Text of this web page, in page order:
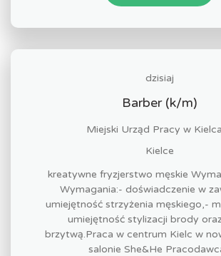
dzisiaj
Barber (k/m)
Miejski Urząd Pracy w
Kielce
kreatywne fryzjerstwo męskie
Wymagania:- doświadczenie w
umiejętność strzyżenia męskiego,-
umiejętność stylizacji brody
brzytwą.Praca w centrum Kielc w
salonie She&He